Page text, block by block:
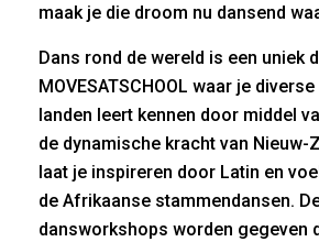
maak je die droom nu dansend
Dans rond de wereld is een uniek
MOVESATSCHOOL waar je
landen leert kennen door middel
de dynamische kracht van Nieuw-
laat je inspireren door Latin en
de Afrikaanse stammendansen.
dansworkshops worden gegeven